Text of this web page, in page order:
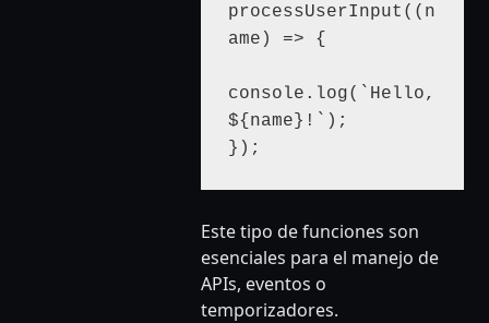
processUserInput((n
ame) => {
console.log(`Hello,
${name}!`);
});
Este tipo de funciones son
esenciales para el manejo de
APIs, eventos o
temporizadores.